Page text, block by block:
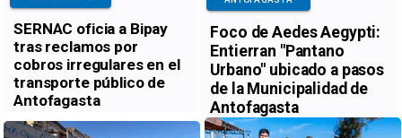
SERNAC oficia a Bipay
tras reclamos por
cobros irregulares en el
transporte público de
Antofagasta
Foco de Aedes Aegypti:
Entierran "Pantano
Urbano" ubicado a pasos
de la Municipalidad de
Antofagasta